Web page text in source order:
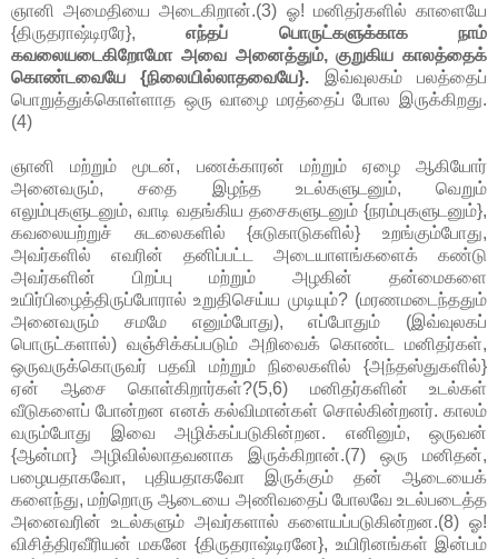
ஞானி அமைதியை அடைகிறான்.(3) ஓ! மனிதர்களில் காளையே
{திருதராஷ்டிரரே},எந்தப் பொருட்களுக்காக நாம்
கவலையடைகிறோமோ அவை அனைத்தும், குறுகிய காலத்தைக்
கொண்டவையே {நிலையில்லாதவையே}. இவ்வுலகம் பலத்தைப்
பொறுத்துக்கொள்ளாத ஒரு வாழை மரத்தைப் போல இருக்கிறது.
(4)
ஞானி மற்றும் மூடன், பணக்காரன் மற்றும் ஏழை ஆகியோர்
அனைவரும், சதை இழந்த உடல்களுடனும், வெறும்
எலும்புகளுடனும், வாடி வதங்கிய தசைகளுடனும் {நரம்புகளுடனும்},
கவலையற்றுச் சுடலைகளில் {சுடுகாடுகளில்} உறங்கும்போது,
அவர்களில் எவரின் தனிப்பட்ட அடையாளங்களைக் கண்டு
அவர்களின் பிறப்பு மற்றும் அழகின் தன்மைகளை
உயிர்பிழைத்திருப்போரால் உறுதிசெய்ய முடியும்? (மரணமடைந்ததும்
அனைவரும் சமமே எனும்போது), எப்போதும் (இவ்வுலகப்
பொருட்களால்) வஞ்சிக்கப்படும் அறிவைக் கொண்ட மனிதர்கள்,
ஒருவருக்கொருவர் பதவி மற்றும் நிலைகளில் {அந்தஸ்துகளில்}
ஏன் ஆசை கொள்கிறார்கள்?(5,6) மனிதர்களின் உடல்கள்
வீடுகளைப் போன்றன எனக் கல்விமான்கள் சொல்கின்றனர். காலம்
வரும்போது இவை அழிக்கப்படுகின்றன. எனினும், ஒருவன்
{ஆன்மா} அழிவில்லாதவனாக இருக்கிறான்.(7) ஒரு மனிதன்,
பழையதாகவோ, புதியதாகவோ இருக்கும் தன் ஆடையைக்
களைந்து, மற்றொரு ஆடையை அணிவதைப் போலவே உடல்படைத்த
அனைவரின் உடல்களும் அவர்களால் களையப்படுகின்றன.(8) ஓ!
விசித்திரவீரியன் மகனே {திருதராஷ்டிரனே}, உயிரினங்கள் இன்பம்